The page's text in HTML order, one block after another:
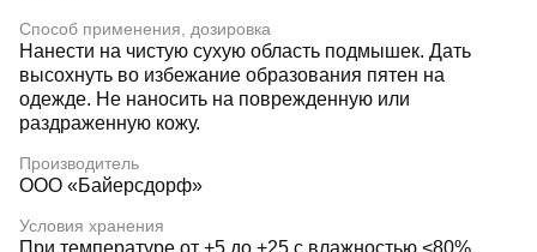
Способ применения, дозировка
Нанести на чистую сухую область подмышек. Дать
высохнуть во избежание образования пятен на
одежде. Не наносить на поврежденную или
раздраженную кожу.
Производитель
ООО «Байерсдорф»
Условия хранения
При температуре от +5 до +25 с влажностью <80%.